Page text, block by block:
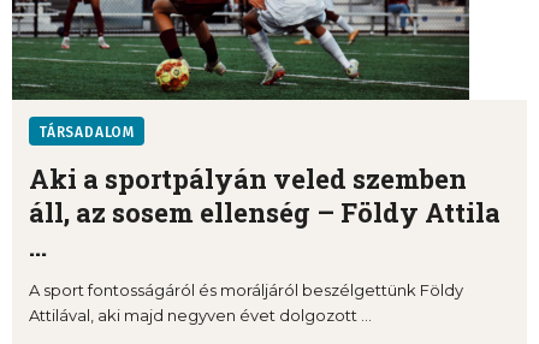
TÁRSADALOM
Aki a sportpályán veled szemben
áll, az sosem ellenség – Földy Attila
...
A sport fontosságáról és moráljáról beszélgettünk Földy
Attilával, aki majd negyven évet dolgozott ...